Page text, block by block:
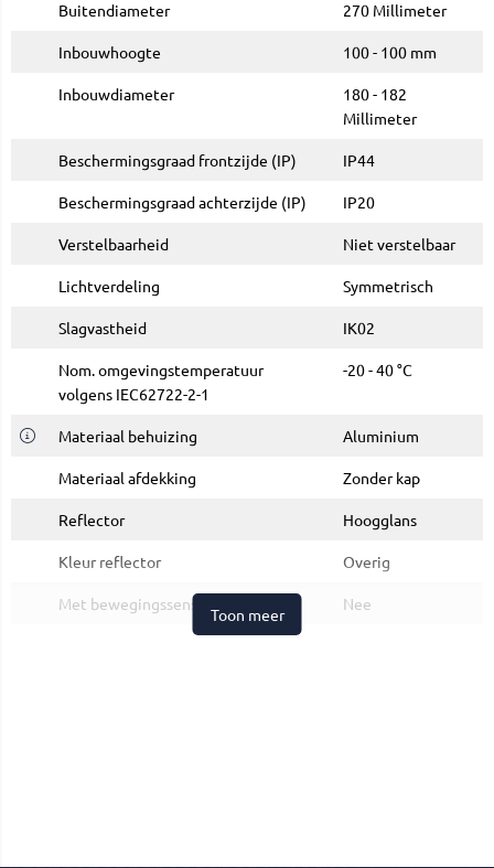
Buitendiameter 270 Millimeter
Inbouwhoogte 100 - 100 mm
Inbouwdiameter
180 - 182
Millimeter
Beschermingsgraad frontzijde (IP) IP44
Beschermingsgraad achterzijde (IP) IP20
Verstelbaarheid Niet verstelbaar
Lichtverdeling Symmetrisch
Slagvastheid IK02
Nom. omgevingstemperatuur
volgens IEC62722-2-1
-20 - 40 °C
Materiaal behuizing Aluminium
Materiaal afdekking Zonder kap
Reflector Hoogglans
Kleur reflector Overig
Met bewegingssensor Nee
Toon meer